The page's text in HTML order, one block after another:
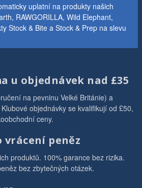
uplatní na produkty našich
RAWGORILLA, Wild Elephant,
Stock & Bite a Stock & Prep na slevu
u objednávek nad £35
na pevninu Velké Británie) a
objednávky se kvalifikují od £50,
ceny.
vrácení peněz
produktů. 100% garance bez rizika.
bez zbytečných otázek.